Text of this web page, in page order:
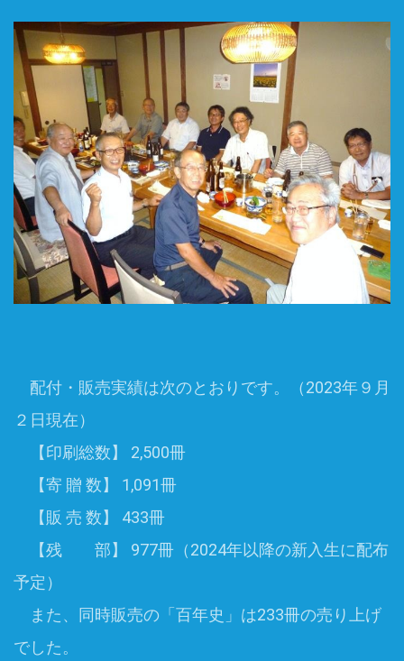
配付・販売実績は次のとおりです。（2023年９月
２日現在）
【印刷総数】 2,500冊
【寄 贈 数】 1,091冊
【販 売 数】 433冊
【残
部】 977冊（2024年以降の新入生に配布
予定）
また、同時販売の「百年史」は233冊の売り上げ
でした。